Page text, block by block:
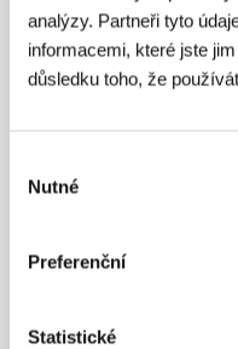
analýzy. Partneři tyto
informacemi, které jste
důsledku toho, že
souhlasu
Nutné
Preferenční
Statistické
Kontakty
Tel: +46 868 035 00
Swedish Film Institute
Tel: +46 866 511 00